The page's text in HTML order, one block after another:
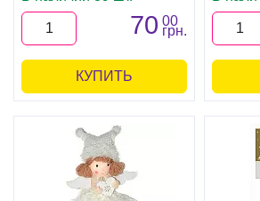
70 00
грн.
КУПИТЬ